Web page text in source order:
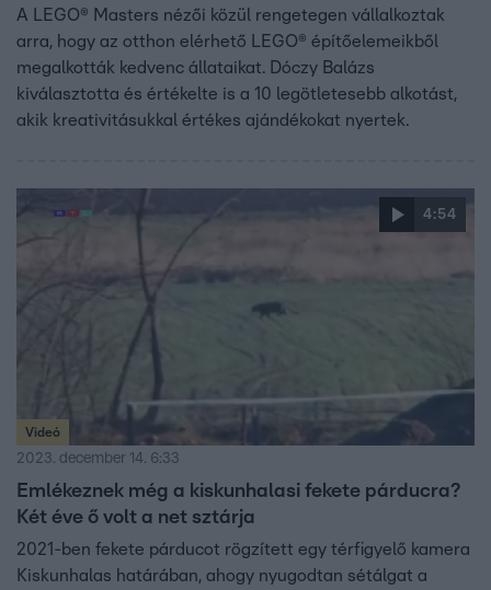
A LEGO® Masters nézői közül rengetegen vállalkoztak
arra, hogy az otthon elérhető LEGO® építőelemeikből
megalkották kedvenc állataikat. Dóczy Balázs
kiválasztotta és értékelte is a 10 legötletesebb alkotást,
akik kreativitásukkal értékes ajándékokat nyertek.
4:54
Videó
2023. december 14. 6:33
Emlékeznek még a kiskunhalasi fekete párducra?
Két éve ő volt a net sztárja
2021-ben fekete párducot rögzített egy térfigyelő kamera
Kiskunhalas határában, ahogy nyugodtan sétálgat a